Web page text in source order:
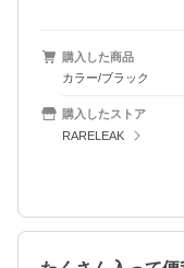
購入した商品
カラー/ブラック
購入したストア
RARELEAK